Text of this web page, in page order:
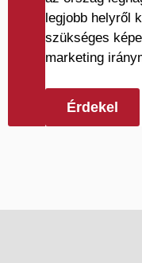
legjobb helyről
szükséges
marketing
Érdekel